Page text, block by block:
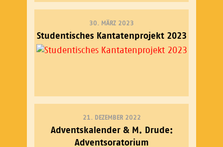
30. MÄRZ 2023
Studentisches Kantatenprojekt 2023
21. DEZEMBER 2022
Adventskalender & M. Drude:
Adventsoratorium